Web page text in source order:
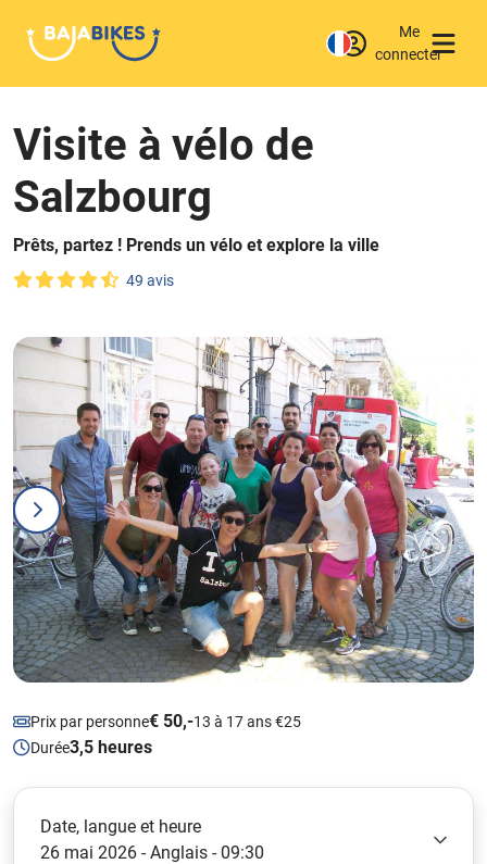
Me
connecter
Visite à vélo de
Salzbourg
Prêts, partez ! Prends un vélo et explore la ville
49 avis
Prix par personne€ 50,-13 à 17 ans €25
Durée3,5 heures
Date, langue et heure
26 mai 2026 - Anglais - 09:30